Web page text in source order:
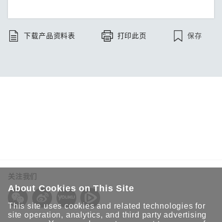
下载产品资料表 打印此页 保存
关注我们
About Cookies on This Site
This site uses cookies and related technologies for
site operation, analytics, and third party advertising